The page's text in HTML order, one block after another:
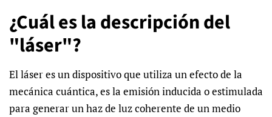
¿Cuál es la descripción del
"láser"?
El láser es un dispositivo que utiliza un efecto de la
mecánica cuántica, es la emisión inducida o estimulada
para generar un haz de luz coherente de un medio